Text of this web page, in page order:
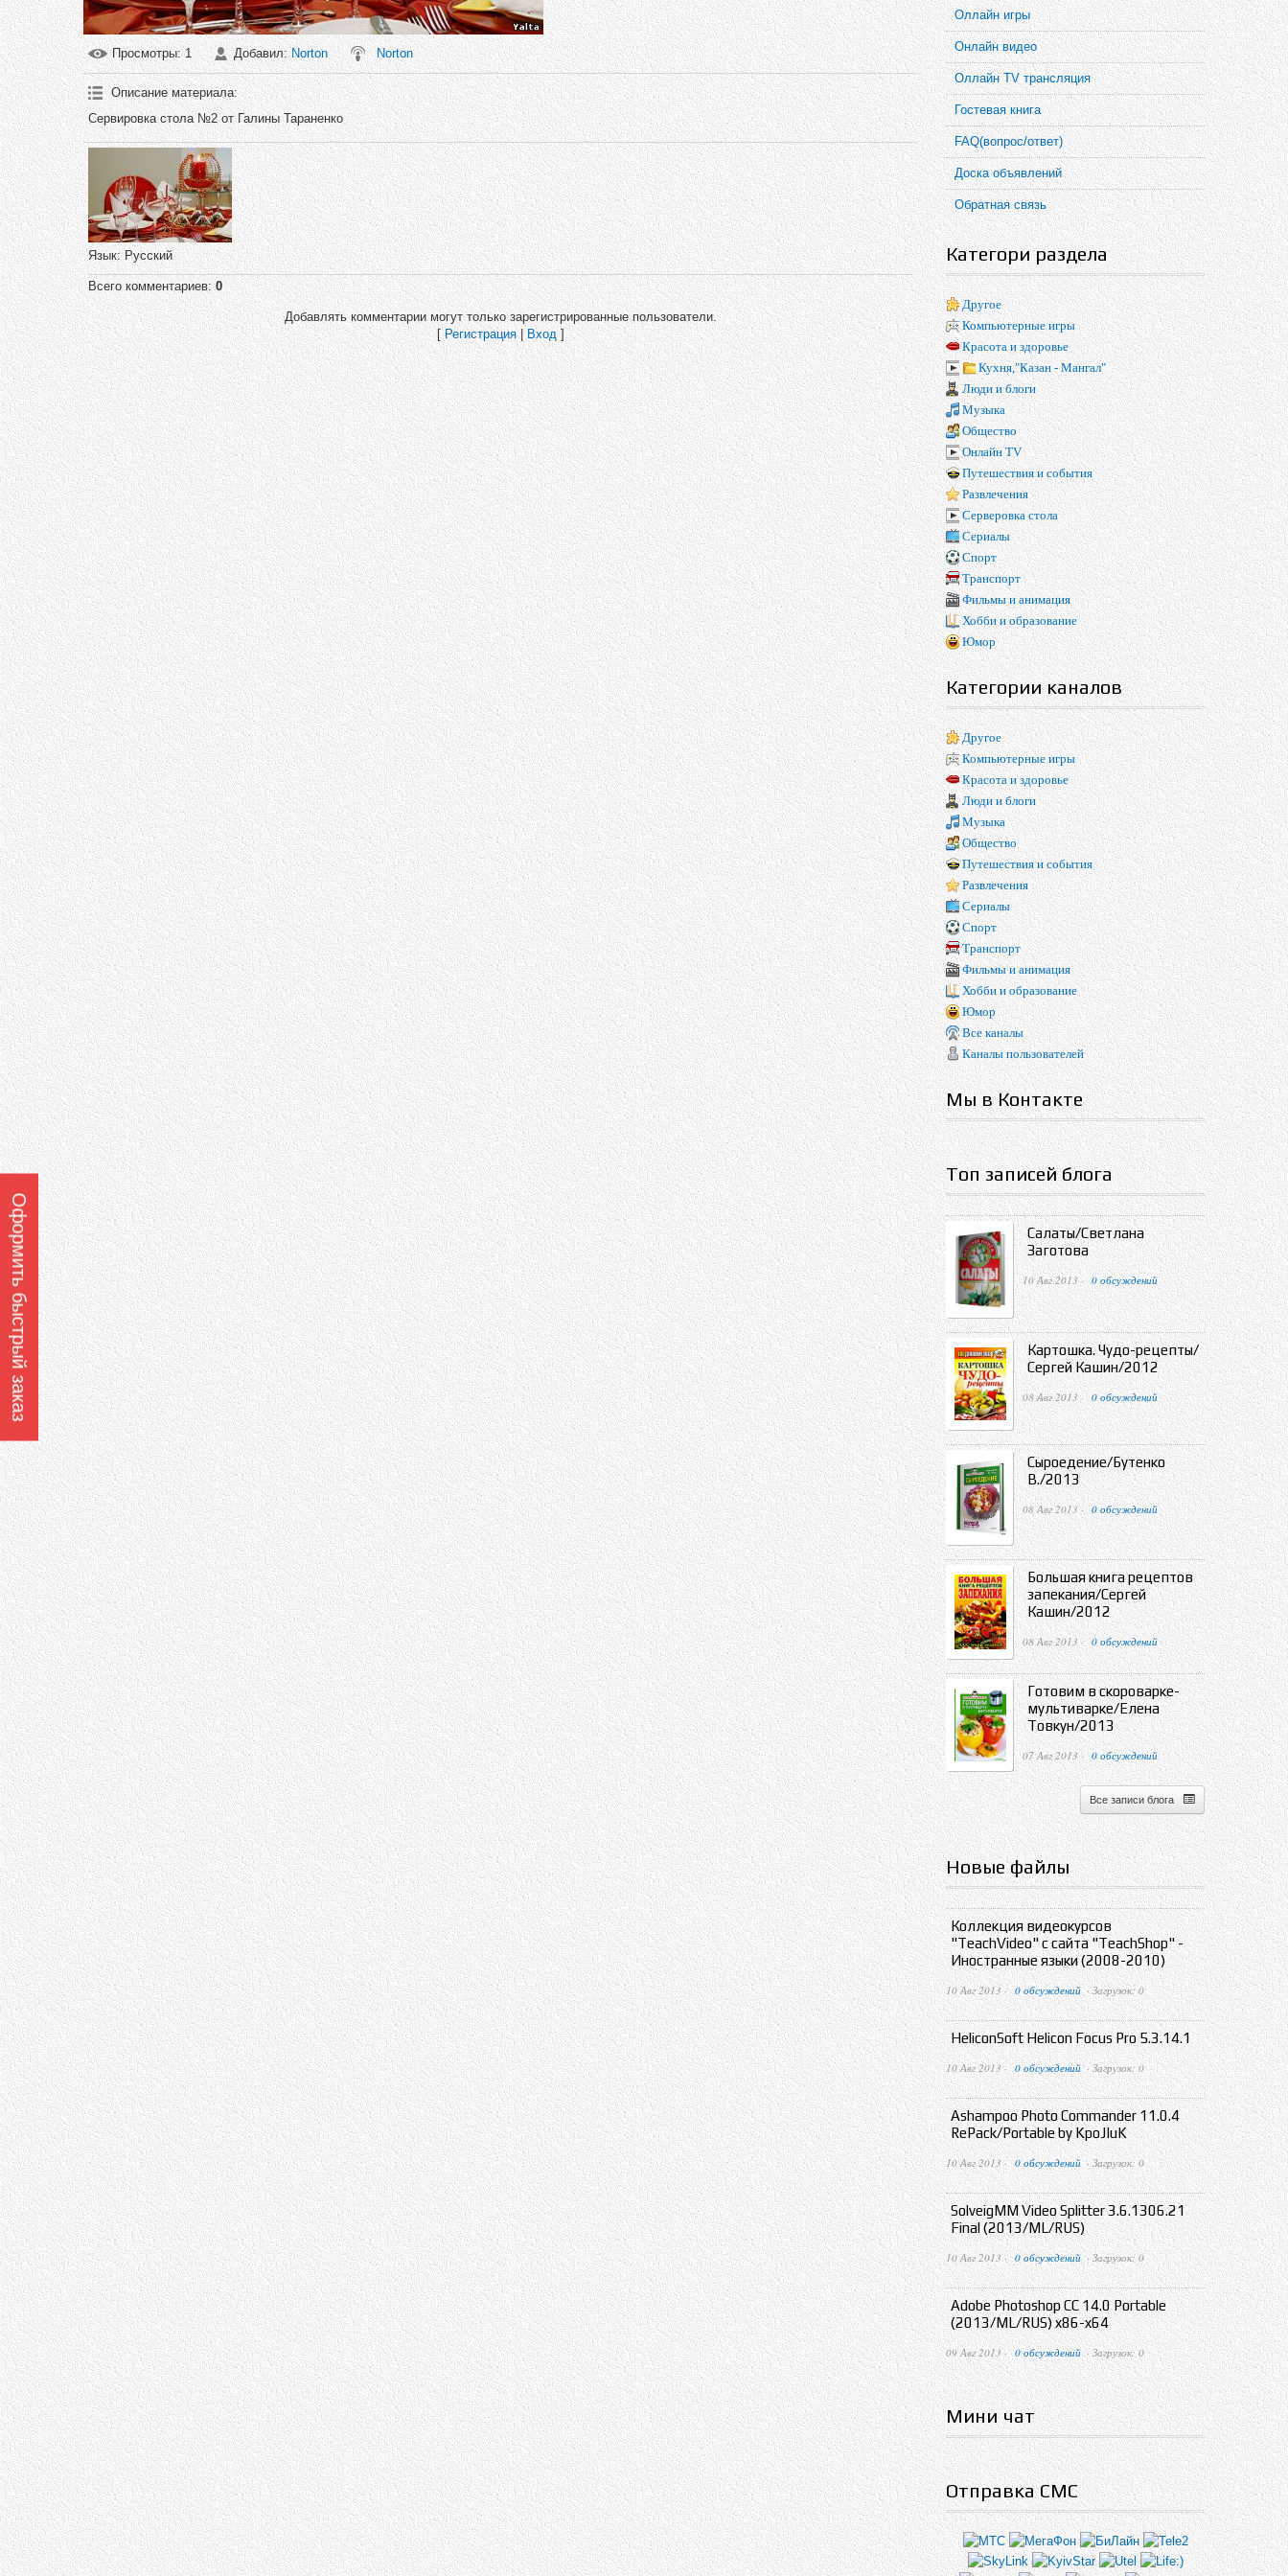
Просмотры: 1 Добавил:Norton Norton
Описание материала:
Сервировка стола №2 от Галины Тараненко
Язык: Русский
Всего комментариев:0
Добавлять комментарии могут только зарегистрированные пользователи.
[Регистрация|Вход]
Оллайн игры
Онлайн видео
Оллайн TV трансляция
Гостевая книга
FAQ(вопрос/ответ)
Доска объявлений
Обратная связь
Категори раздела
Другое
Компьютерные игры
Красота и здоровье
Кухня,"Казан - Мангал"
Люди и блоги
Музыка
Общество
Онлайн TV
Путешествия и события
Развлечения
Серверовка стола
Сериалы
Спорт
Транспорт
Фильмы и анимация
Хобби и образование
Юмор
Категории каналов
Другое
Компьютерные игры
Красота и здоровье
Люди и блоги
Музыка
Общество
Путешествия и события
Развлечения
Сериалы
Спорт
Транспорт
Фильмы и анимация
Хобби и образование
Юмор
Все каналы
Каналы пользователей
Мы в Контакте
Топ записей блога
Салаты/Светлана
Заготова
10 Авг 2013 · 0 обсуждений
Картошка. Чудо-рецепты/
Сергей Кашин/2012
08 Авг 2013 · 0 обсуждений
Сыроедение/Бутенко
В./2013
08 Авг 2013 · 0 обсуждений
Большая книга рецептов
запекания/Сергей
Кашин/2012
08 Авг 2013 · 0 обсуждений
Готовим в скороварке-
мультиварке/Елена
Товкун/2013
07 Авг 2013 · 0 обсуждений
Все записи блога
Новые файлы
Коллекция видеокурсов
"TeachVideo" с сайта "TeachShop" -
Иностранные языки (2008-2010)
10 Авг 2013 · 0 обсуждений · Загрузок: 0
HeliconSoft Helicon Focus Pro 5.3.14.1
10 Авг 2013 · 0 обсуждений · Загрузок: 0
Ashampoo Photo Commander 11.0.4
RePack/Portable by KpoJIuK
10 Авг 2013 · 0 обсуждений · Загрузок: 0
SolveigMM Video Splitter 3.6.1306.21
Final (2013/ML/RUS)
10 Авг 2013 · 0 обсуждений · Загрузок: 0
Adobe Photoshop CC 14.0 Portable
(2013/ML/RUS) x86-x64
09 Авг 2013 · 0 обсуждений · Загрузок: 0
Мини чат
Отправка СМС
Оформить быстрый заказ